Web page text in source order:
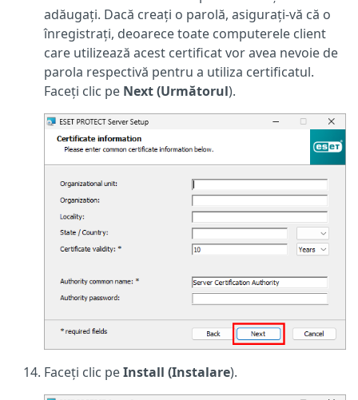
adăugați. Dacă creați o parolă, asigurați-vă că o
înregistrați, deoarece toate computerele client
care utilizează acest certificat vor avea nevoie de
parola respectivă pentru a utiliza certificatul.
Faceți clic pe Next (Următorul).
Faceți clic peInstall (Instalare).